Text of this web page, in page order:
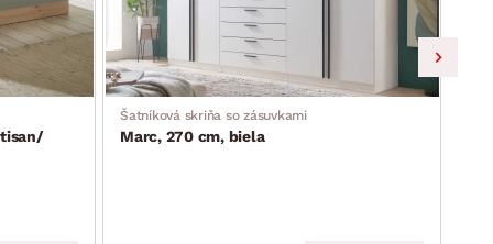
Šatníková skriňa so zásuvkami
Marc, 270 cm, biela